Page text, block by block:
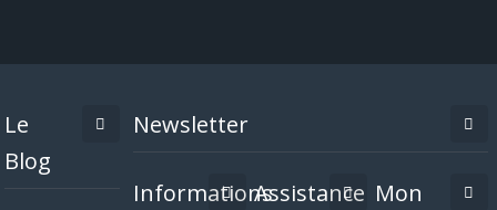
Le
Blog
Newsletter
InformationsAssistance Mon